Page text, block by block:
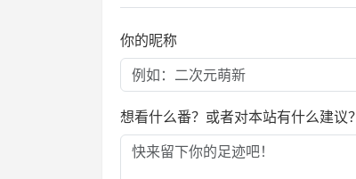
你的昵称
想看什么番？或者对本站有什么建议？